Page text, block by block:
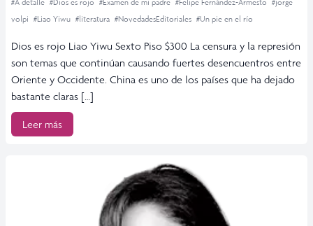
volpi #Liao Yiwu #literatura #NovedadesEditoriales #Un pie en el río
Dios es rojo Liao Yiwu Sexto Piso $300 La censura y la represión
son temas que continúan causando fuertes desencuentros entre
Oriente y Occidente. China es uno de los países que ha dejado
bastante claras […]
Leer más